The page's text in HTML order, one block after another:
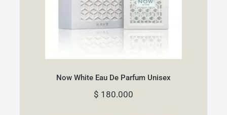
Now White Eau De Parfum Unisex
$ 180.000